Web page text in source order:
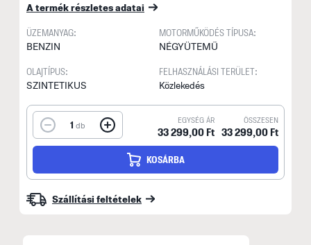
A termék részletes adatai
ÜZEMANYAG:
BENZIN
MOTORMŰKÖDÉS TÍPUSA:
NÉGYÜTEMŰ
OLAJTÍPUS:
SZINTETIKUS
FELHASZNÁLÁSI TERÜLET:
Közlekedés
1 db
EGYSÉG ÁR
33 299,00 Ft
ÖSSZESEN
33 299,00 Ft
KOSÁRBA
Szállítási feltételek